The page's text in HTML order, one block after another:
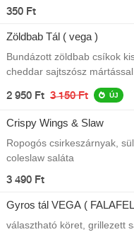
350 Ft
Zöldbab Tál ( vega )
Bundázott zöldbab csíkok
cheddar sajtszósz
2 950 Ft 3 150 Ft ÚJ
Crispy Wings & Slaw
Ropogós csirkeszárnyak,
coleslaw saláta
3 490 Ft
Gyros tál VEGA (
választható köret, grillezett sajt natúr 24dkg, jégsaláta, uborka,